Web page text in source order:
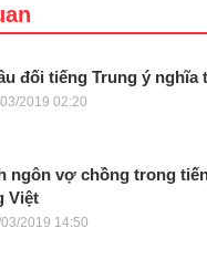
đối tiếng Trung ý nghĩa
2019 02:20
ngôn vợ chồng trong
Việt
2019 14:50